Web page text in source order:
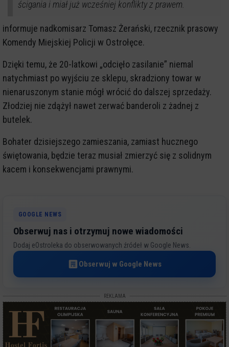
ścigania i miał już wcześniej konflikty z prawem.
informuje nadkomisarz Tomasz Żerański, rzecznik prasowy
Komendy Miejskiej Policji w Ostrołęce.
Dzięki temu, że 20-latkowi „odcięło zasilanie” niemal
natychmiast po wyjściu ze sklepu, skradziony towar w
nienaruszonym stanie mógł wrócić do dalszej sprzedaży.
Złodziej nie zdążył nawet zerwać banderoli z żadnej z
butelek.
Bohater dzisiejszego zamieszania, zamiast hucznego
świętowania, będzie teraz musiał zmierzyć się z solidnym
kacem i konsekwencjami prawnymi.
GOOGLE NEWS
Obserwuj nas i otrzymuj nowe wiadomości
Dodaj eOstroleka do obserwowanych źródeł w Google News.
Obserwuj w Google News
REKLAMA